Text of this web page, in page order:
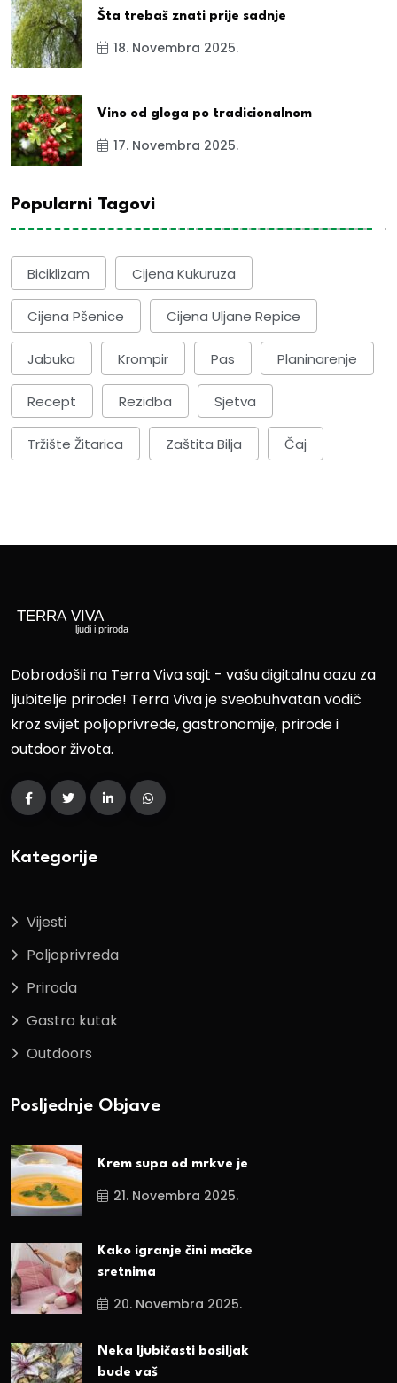
Šta trebaš znati prije sadnje
18. Novembra 2025.
Vino od gloga po tradicionalnom
17. Novembra 2025.
Popularni Tagovi
Biciklizam Cijena Kukuruza
Cijena Pšenice Cijena Uljane Repice
Jabuka Krompir Pas Planinarenje
Recept Rezidba Sjetva
Tržište Žitarica Zaštita Bilja Čaj
Dobrodošli na Terra Viva sajt - vašu digitalnu oazu za
ljubitelje prirode! Terra Viva je sveobuhvatan vodič
kroz svijet poljoprivrede, gastronomije, prirode i
outdoor života.
Kategorije
Vijesti
Poljoprivreda
Priroda
Gastro kutak
Outdoors
Posljednje Objave
Krem supa od mrkve je
21. Novembra 2025.
Kako igranje čini mačke
sretnima
20. Novembra 2025.
Neka ljubičasti bosiljak
bude vaš